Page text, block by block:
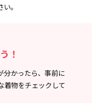
。
！
分かったら、事前に
着物をチェックして